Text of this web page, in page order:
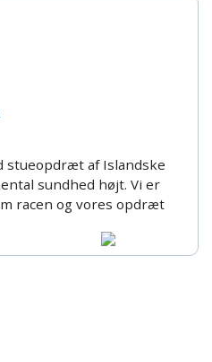
stueopdræt af Islandske
sundhed højt. Vi er
racen og vores opdræt